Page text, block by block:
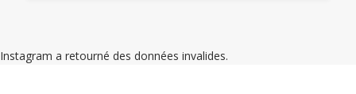
Instagram a retourné des données invalides.